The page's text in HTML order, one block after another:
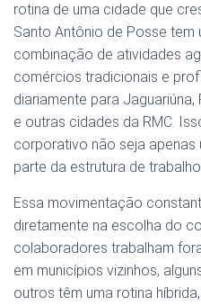
rotina de uma cidade que
Santo Antônio de Posse tem
combinação de atividades
comércios tradicionais e
diariamente para Jaguariúna,
e outras cidades da RMC.
corporativo não seja
parte da estrutura de
Essa movimentação
diretamente na escolha do
colaboradores trabalham
em municípios vizinhos,
outros têm uma rotina